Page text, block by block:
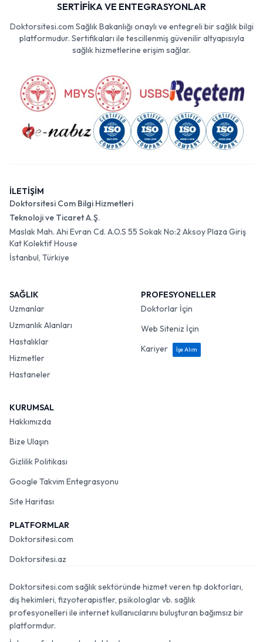
SERTİFİKA VE ENTEGRASYONLAR
Doktorsitesi.com Sağlık Bakanlığı onaylı ve entegreli bir sağlık bilgi
platformudur. Sertifikaları ile tescillenmiş güvenilir altyapısıyla
sağlık hizmetlerine erişim sağlar.
İLETİŞİM
Doktorsitesi Com Bilgi Hizmetleri
Teknoloji ve Ticaret A.Ş.
Maslak Mah. Ahi Evran Cd. A.O.S 55 Sokak No:2 Aksoy Plaza Giriş
Kat Kolektif House
İstanbul, Türkiye
SAĞLIK
Uzmanlar
Uzmanlık Alanları
Hastalıklar
Hizmetler
Hastaneler
PROFESYONELLER
Doktorlar İçin
Web Siteniz İçin
Kariyer
İşe Alım
KURUMSAL
Hakkımızda
Bize Ulaşın
Gizlilik Politikası
Google Takvim Entegrasyonu
Site Haritası
PLATFORMLAR
Doktorsitesi.com
Doktorsitesi.az
Doktorsitesi.com sağlık sektöründe hizmet veren tıp doktorları,
diş hekimleri, fizyoterapistler, psikologlar vb. sağlık
profesyonelleri ile internet kullanıcılarını buluşturan bağımsız bir
platformdur.